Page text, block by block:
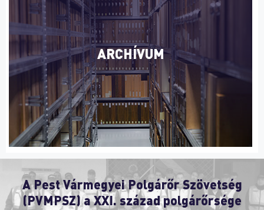
ARCHÍVUM
A Pest Vármegyei Polgárőr Szövetség
(PVMPSZ) a XXI. század polgárőrsége